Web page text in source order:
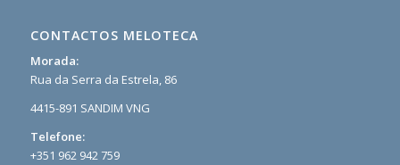
CONTACTOS MELOTECA
Morada:
Rua da Serra da Estrela, 86
4415-891 SANDIM VNG
Telefone:
+351 962 942 759